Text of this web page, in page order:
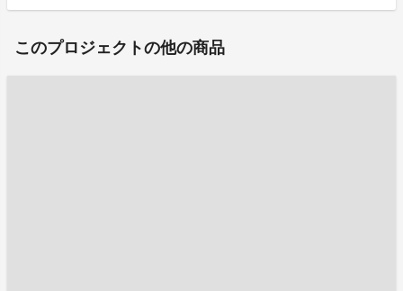
このプロジェクトの他の商品